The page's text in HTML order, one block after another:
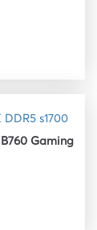
Gaming